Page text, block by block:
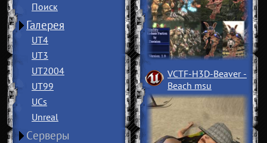
Поиск
Галерея
UT4
UT3
UT2004
UT99
UCs
Unreal
Серверы
VCTF-H3D-Beaver ­
Beach msu